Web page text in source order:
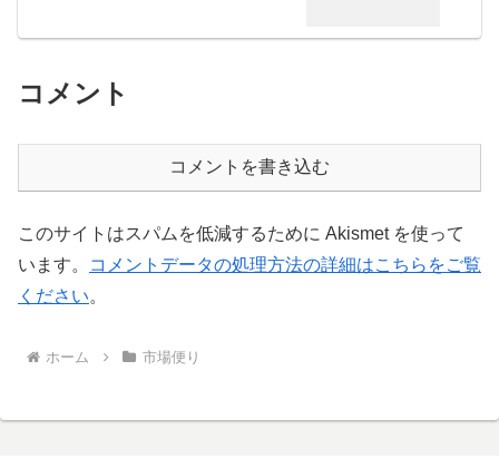
コメント
コメントを書き込む
このサイトはスパムを低減するために Akismet を使って
います。
コメントデータの処理方法の詳細はこちらをご覧
ください。
ホーム 市場便り